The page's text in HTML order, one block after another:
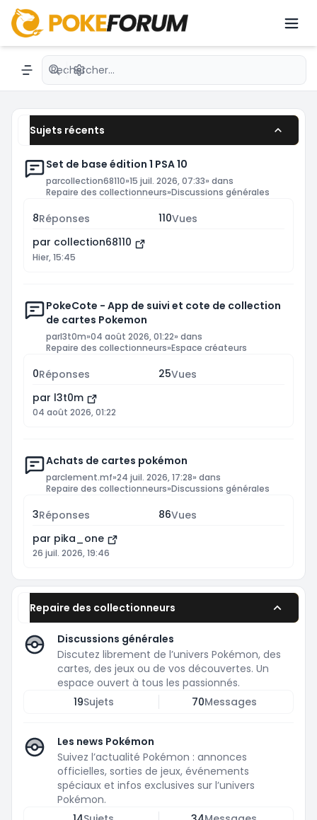
dernières nouveautés avec des passionnés du
JCC.émon avec une communauté active.
Navigation menu
Recherche avancée
Sujets récents
Set de base édition 1 PSA 10
parcollection68110»15 juil. 2026, 07:33» dans
Repaire des collectionneurs»Discussions générales
8Réponses 110Vues
par collection68110
Hier, 15:45
PokeCote - App de suivi et cote de collection
de cartes Pokemon
parl3t0m»04 août 2026, 01:22» dans
Repaire des collectionneurs»Espace créateurs
0Réponses 25Vues
par l3t0m
04 août 2026, 01:22
Achats de cartes pokémon
parclement.mf»24 juil. 2026, 17:28» dans
Repaire des collectionneurs»Discussions générales
3Réponses 86Vues
par pika_one
26 juil. 2026, 19:46
Repaire des collectionneurs
Discussions générales
Discutez librement de l’univers Pokémon, des
cartes, des jeux ou de vos découvertes. Un
espace ouvert à tous les passionnés.
19Sujets 70Messages
Les news Pokémon
Suivez l’actualité Pokémon : annonces
officielles, sorties de jeux, événements
spéciaux et infos exclusives sur l’univers
Pokémon.